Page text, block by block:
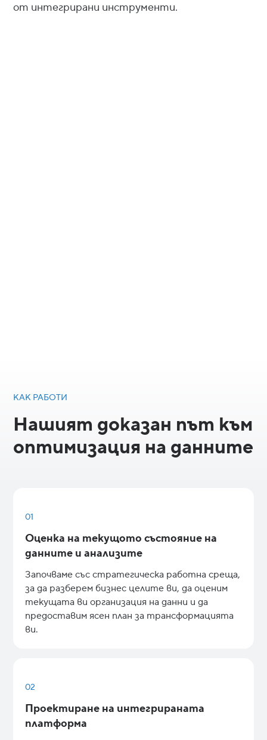
от интегрирани инструменти.
КАК РАБОТИ
Нашият доказан път към
оптимизация на данните
01
Оценка на текущото състояние на
данните и анализите
Започваме със стратегическа работна среща,
за да разберем бизнес целите ви, да оценим
текущата ви организация на данни и да
предоставим ясен план за трансформацията
ви.
02
Проектиране на интегрираната
платформа